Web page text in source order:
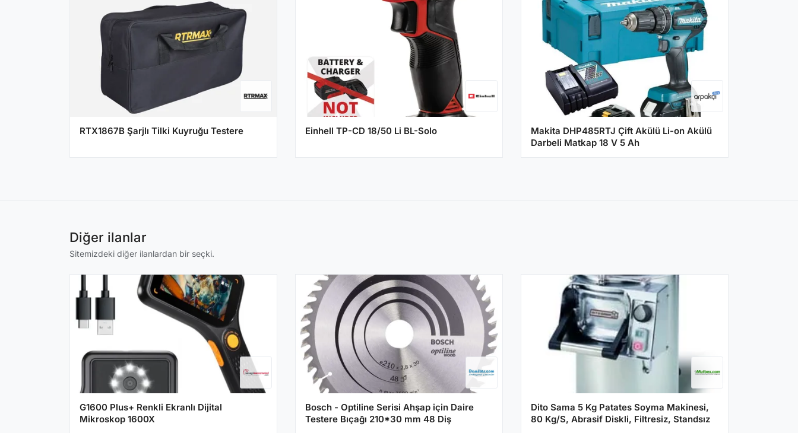
RTX1867B Şarjlı Tilki Kuyruğu Testere Einhell TP-CD 18/50 Li BL-Solo
Makita DHP485RTJ Çift Akülü Li-on Akülü
Darbeli Matkap 18 V 5 Ah
Diğer ilanlar
Sitemizdeki diğer ilanlardan bir seçki.
G1600 Plus+ Renkli Ekranlı Dijital
Mikroskop 1600X
Bosch - Optiline Serisi Ahşap için Daire
Testere Bıçağı 210*30 mm 48 Diş
Dito Sama 5 Kg Patates Soyma Makinesi,
80 Kg/S, Abrasif Diskli, Filtresiz, Standsız